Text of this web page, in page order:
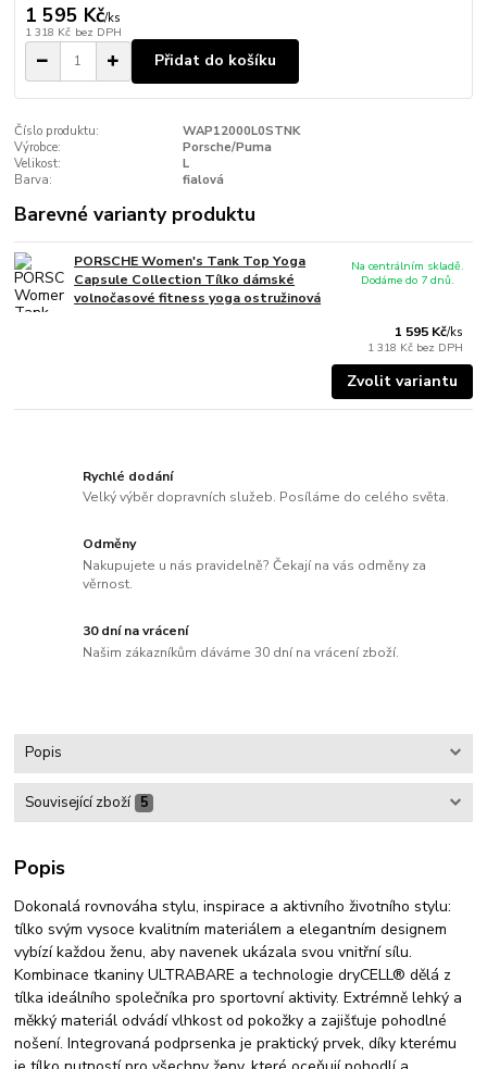
1 595 Kč/ks
1 318 Kč bez DPH
Přidat do košíku
Číslo produktu:
WAP12000L0STNK
Výrobce:
Porsche/Puma
Velikost:
L
Barva:
fialová
Barevné varianty produktu
PORSCHE Women's Tank Top Yoga
Capsule Collection Tílko dámské
volnočasové fitness yoga ostružinová
1 595 Kč/ks
1 318 Kč bez DPH
Na centrálním skladě.
Dodáme do 7 dnů.
Zvolit variantu
Rychlé dodání
Velký výběr dopravních služeb. Posíláme do celého světa.
Odměny
Nakupujete u nás pravidelně? Čekají na vás odměny za
věrnost.
30 dní na vrácení
Našim zákazníkům dáváme 30 dní na vrácení zboží.
Popis
Související zboží 5
Popis
Dokonalá rovnováha stylu, inspirace a aktivního životního stylu:
tílko svým vysoce kvalitním materiálem a elegantním designem
vybízí každou ženu, aby navenek ukázala svou vnitřní sílu.
Kombinace tkaniny ULTRABARE a technologie dryCELL® dělá z
tílka ideálního společníka pro sportovní aktivity. Extrémně lehký a
měkký materiál odvádí vlhkost od pokožky a zajišťuje pohodlné
nošení. Integrovaná podprsenka je praktický prvek, díky kterému